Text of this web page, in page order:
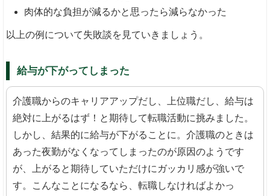
肉体的な負担が減るかと思ったら減らなかった
以上の例について失敗談を見ていきましょう。
給与が下がってしまった
介護職からのキャリアアップだし、上位職だし、給与は
絶対に上がるはず！と期待して転職活動に挑みました。
しかし、結果的に給与が下がることに。介護職のときは
あった夜勤がなくなってしまったのが原因のようです
が、上がると期待していただけにガッカリ感が強いで
す。こんなことになるなら、転職しなければよかっ